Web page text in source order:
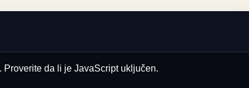
da li je JavaScript uključen.